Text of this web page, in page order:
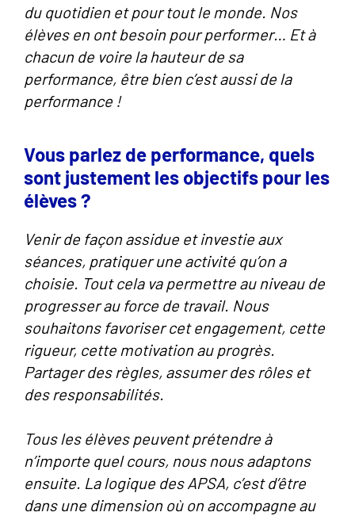
du quotidien et pour tout le monde. Nos
élèves en ont besoin pour performer… Et à
chacun de voire la hauteur de sa
performance, être bien c’est aussi de la
performance !
Vous parlez de performance, quels
sont justement les objectifs pour les
élèves ?
Venir de façon assidue et investie aux
séances, pratiquer une activité qu’on a
choisie. Tout cela va permettre au niveau de
progresser au force de travail. Nous
souhaitons favoriser cet engagement, cette
rigueur, cette motivation au progrès.
Partager des règles, assumer des rôles et
des responsabilités.
Tous les élèves peuvent prétendre à
n’importe quel cours, nous nous adaptons
ensuite. La logique des APSA, c’est d’être
dans une dimension où on accompagne au